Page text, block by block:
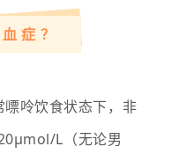
症？
呤饮食状态下，非
L（无论男